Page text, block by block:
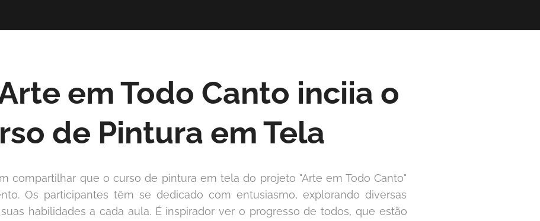
em Todo Canto inciia o
de Pintura em Tela
compartilhar que o curso de pintura em tela do projeto "Arte em Todo Canto"
Os participantes têm se dedicado com entusiasmo, explorando diversas
habilidades a cada aula. É inspirador ver o progresso de todos, que estão